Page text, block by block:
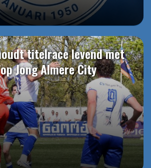
titelrace levend met
Jong Almere City